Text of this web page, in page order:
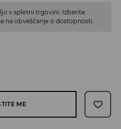
v spletni trgovini. Izberite
na obveščanje o dostopnosti.
ME